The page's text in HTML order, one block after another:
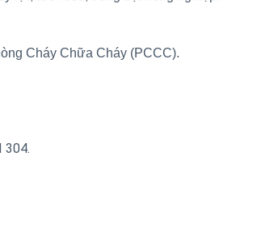
Cháy Chữa Cháy (PCCC).
304.